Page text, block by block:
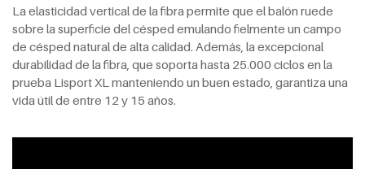
La elasticidad vertical de la fibra permite que el balón ruede
sobre la superficie del césped emulando fielmente un campo
de césped natural de alta calidad. Además, la excepcional
durabilidad de la fibra, que soporta hasta 25.000 ciclos en la
prueba Lisport XL manteniendo un buen estado, garantiza una
vida útil de entre 12 y 15 años.